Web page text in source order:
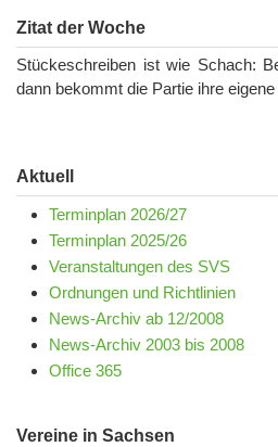
Zitat der Woche
Stückeschreiben ist wie Schach:
dann bekommt die Partie ihre eigene
Aktuell
Terminplan 2026/27
Terminplan 2025/26
Veranstaltungen des SVS
Ordnungen und Richtlinien
News-Archiv ab 12/2008
News-Archiv 2003 bis 2008
Office 365
Vereine in Sachsen